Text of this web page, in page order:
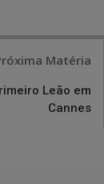
Matéria
Leão em
Cannes